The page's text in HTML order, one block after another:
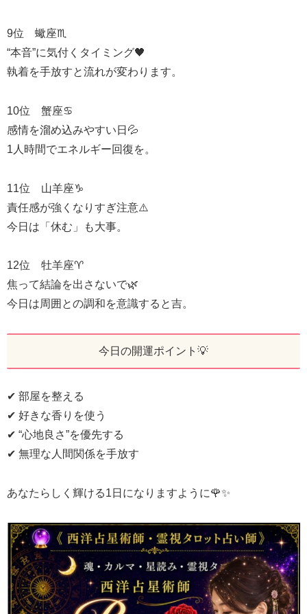
9位 蠍座♏
“本音”に気付くタイミング🖤
執着を手放すと流れが変わります。
10位 蟹座♋
感情を溜め込みやすい日💦
1人時間でエネルギー回復を。
11位 山羊座♑
責任感が強くなりすぎ注意⚠️
今日は「休む」も大事。
12位 牡羊座♈
焦って結論を出さないで🌿
今日は周囲との調和を意識すると吉。
今日の開運ポイント💡
✔ 部屋を整える
✔ 好きな香りを使う
✔ “心地良さ”を優先する
✔ 無理な人間関係を手放す
あなたらしく輝ける1日になりますように🌹✨